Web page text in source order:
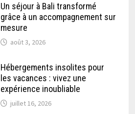
Un séjour à Bali transformé
grâce à un accompagnement sur
mesure
août 3, 2026
Hébergements insolites pour
les vacances : vivez une
expérience inoubliable
juillet 16, 2026